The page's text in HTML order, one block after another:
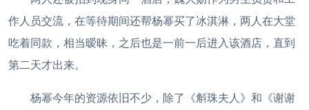
作人员交流，在等待期间还帮杨幂买了冰淇淋，两人在大堂
吃着同款，相当暧昧，之后也是一前一后进入该酒店，直到
第二天才出来。
杨幂今年的资源依旧不少，除了《斛珠夫人》和《谢谢